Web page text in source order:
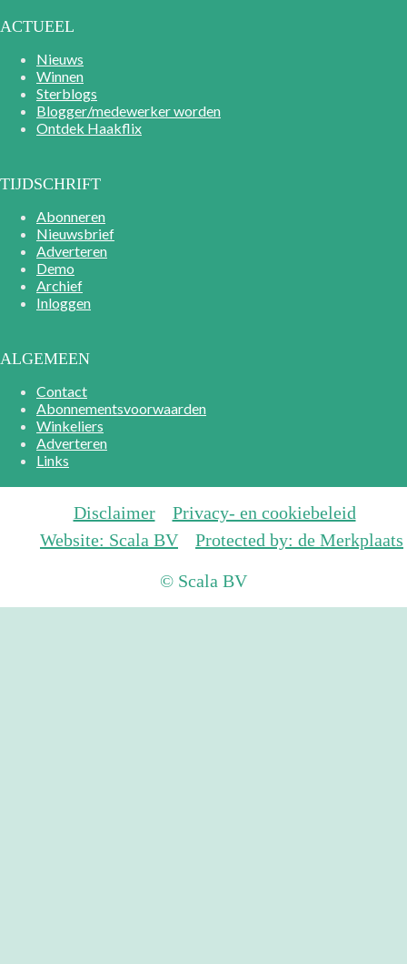
ACTUEEL
Nieuws
Winnen
Sterblogs
Blogger/medewerker worden
Ontdek Haakflix
TIJDSCHRIFT
Abonneren
Nieuwsbrief
Adverteren
Demo
Archief
Inloggen
ALGEMEEN
Contact
Abonnementsvoorwaarden
Winkeliers
Adverteren
Links
Disclaimer
Privacy- en cookiebeleid
Website: Scala BV
Protected by: de Merkplaats
© Scala BV